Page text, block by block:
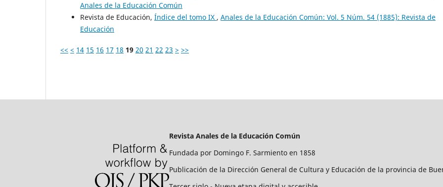
Anales de la Educación Común
Revista de Educación, Índice del tomo IX , Anales de la Educación Común: Vol. 5 Núm. 54 (1885): Revista de
Educación
<< < 14 15 16 17 18 19 20 21 22 23 > >>
Revista Anales de la Educación Común
Fundada por Domingo F. Sarmiento en 1858
Publicación de la Dirección General de Cultura y Educación de la provincia de